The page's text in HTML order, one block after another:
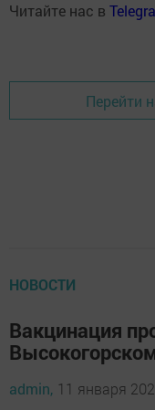
Читайте нас в
Перейти
НОВОСТИ
Вакцинация
admin, 11 января